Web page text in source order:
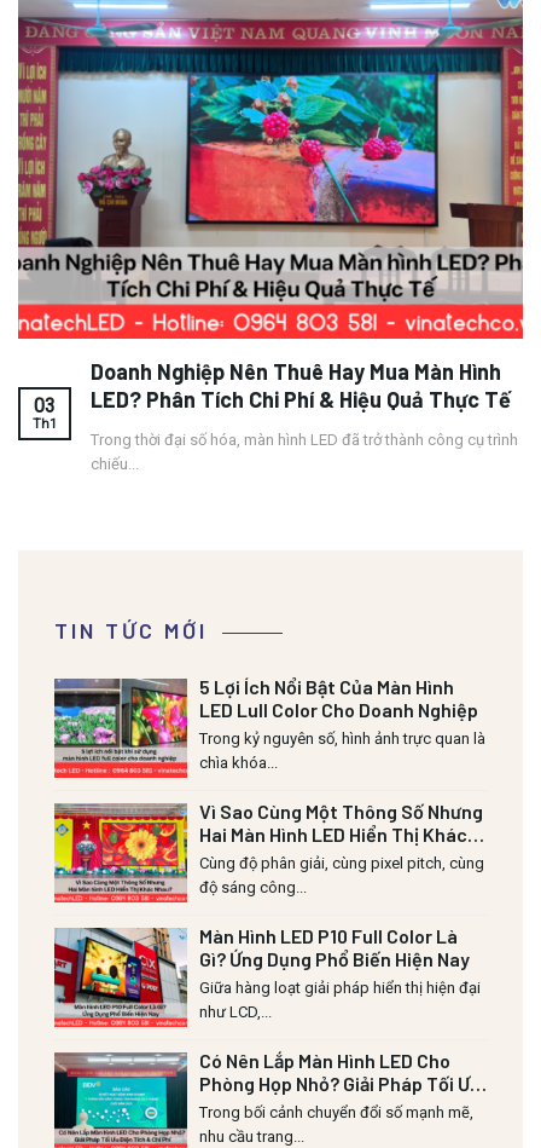
TIN TỨC MỚI
5 Lợi Ích Nổi Bật Của Màn Hình
LED Lull Color Cho Doanh Nghiệp
Trong kỷ nguyên số, hình ảnh trực quan là
chìa khóa...
Vì Sao Cùng Một Thông Số Nhưng
Hai Màn Hình LED Hiển Thị Khác
Nhau?
Cùng độ phân giải, cùng pixel pitch, cùng
độ sáng công...
Màn Hình LED P10 Full Color Là
Gì? Ứng Dụng Phổ Biến Hiện Nay
Giữa hàng loạt giải pháp hiển thị hiện đại
như LCD,...
Có Nên Lắp Màn Hình LED Cho
Phòng Họp Nhỏ? Giải Pháp Tối Ưu
Diện Tích & Chi Phí
Trong bối cảnh chuyển đổi số mạnh mẽ,
nhu cầu trang...
Doanh Nghiệp Nên Thuê Hay Mua Màn Hình
LED? Phân Tích Chi Phí & Hiệu Quả Thực Tế
Trong thời đại số hóa, màn hình LED đã trở thành công cụ trình
chiếu...
03
Th1